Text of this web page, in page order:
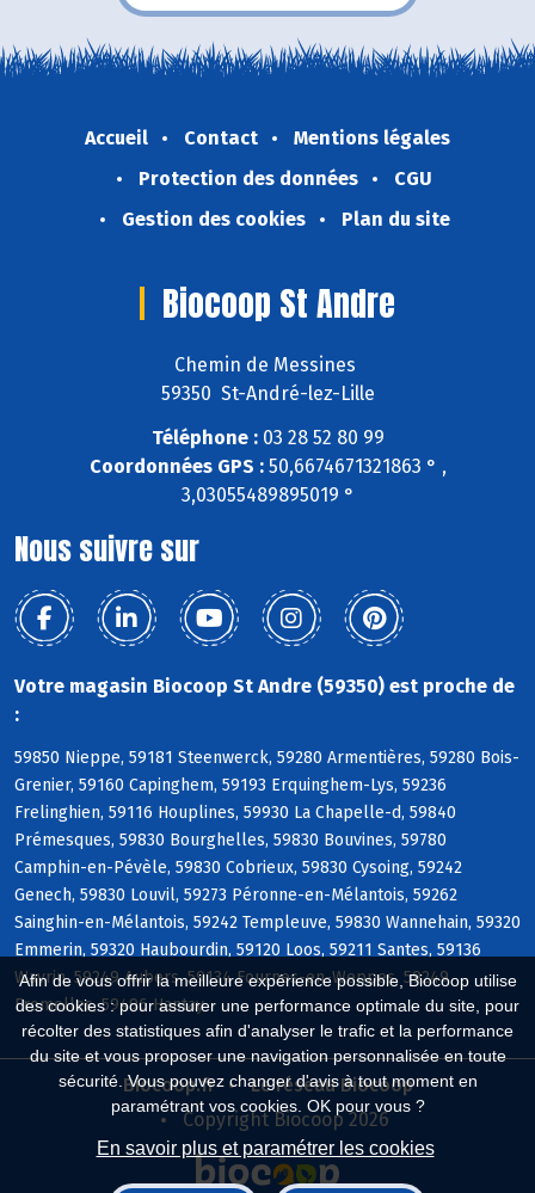
Afin de vous offrir la meilleure expérience possible, Biocoop utilise
des cookies : pour assurer une performance optimale du site, pour
récolter des statistiques afin d'analyser le trafic et la performance
du site et vous proposer une navigation personnalisée en toute
sécurité. Vous pouvez changer d'avis à tout moment en
paramétrant vos cookies. OK pour vous ?
En savoir plus et paramétrer les cookies
Accueil Contact
Mentions légales
Protection des données
CGU
Gestion des cookies
Plan du site
Biocoop St Andre
Chemin de Messines
59350 St-André-lez-Lille
Téléphone :03 28 52 80 99
Coordonnées GPS :50,6674671321863 ° ,
3,03055489895019 °
Nous suivre sur
Votre magasin Biocoop St Andre (59350) est proche de
:
59850 Nieppe, 59181 Steenwerck, 59280 Armentières, 59280 Bois-
Grenier, 59160 Capinghem, 59193 Erquinghem-Lys, 59236
Frelinghien, 59116 Houplines, 59930 La Chapelle-d, 59840
Prémesques, 59830 Bourghelles, 59830 Bouvines, 59780
Camphin-en-Pévèle, 59830 Cobrieux, 59830 Cysoing, 59242
Genech, 59830 Louvil, 59273 Péronne-en-Mélantois, 59262
Sainghin-en-Mélantois, 59242 Templeuve, 59830 Wannehain, 59320
Emmerin, 59320 Haubourdin, 59120 Loos, 59211 Santes, 59136
Wavrin, 59249 Aubers, 59134 Fournes-en-Weppes, 59249
Fromelles, 59496 Hantay
Biocoop.fr
Le réseau Biocoop
Copyright Biocoop 2026